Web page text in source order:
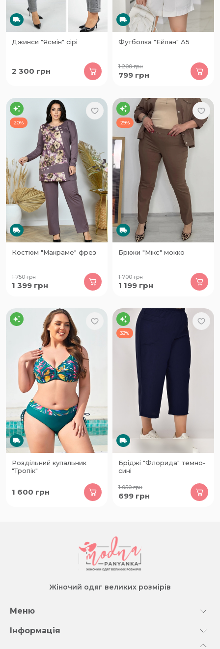
Джинси "Ясмін" сірі
2 300 грн
Футболка "Ейлан" А5
1 200грн
799 грн
20%
Костюм "Макраме" фрез
1 750грн
1 399 грн
29%
Брюки "Мікс" мокко
1 700грн
1 199 грн
Роздільний купальник
"Тропік"
1 600 грн
33%
Бріджі "Флорида" темно-
сині
1 050грн
699 грн
Жіночий одяг великих розмірів
Меню
Інформація